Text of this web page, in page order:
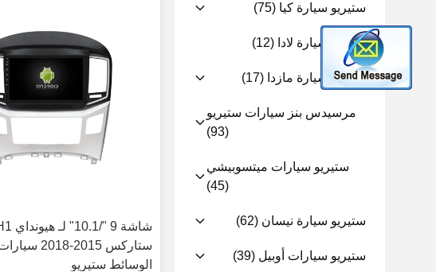
ستيريو سيارة كيا (75)
ستيريو سيارة لادا (12)
ستيريو سيارة مازدا (17)
مرسيدس بنز سيارات ستيريو
(93)
ستيريو سيارات ميتسوبيشي
(45)
ستيريو سيارة نيسان (62)
ستيريو سيارات أوبيل (39)
ستاركس 2015-
الوسائط ستيريو